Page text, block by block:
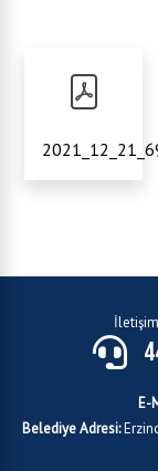
E-
Belediye Adresi: